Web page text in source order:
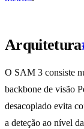
Arquitetura
O SAM 3 consiste
backbone de visão
desacoplado evita
a deteção ao nível